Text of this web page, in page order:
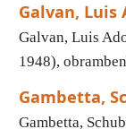
Galvan, Luis
Galvan, Luis
1948),
Gambetta,
Gambetta,